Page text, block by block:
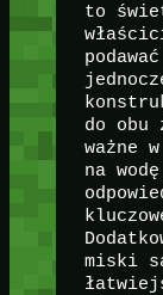
to
do obu
ważne
na
miski